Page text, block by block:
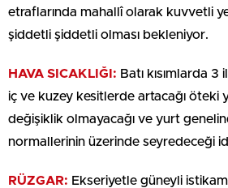
etraflarında mahallî olarak kuvvetli
şiddetli şiddetli olması bekleniyor.
HAVA SICAKLIĞI: Batı kısımlarda
iç ve kuzey kesitlerde artacağı öteki
değişiklik olmayacağı ve yurt
normallerinin üzerinde seyredeceği
RÜZGAR: Ekseriyetle güneyli